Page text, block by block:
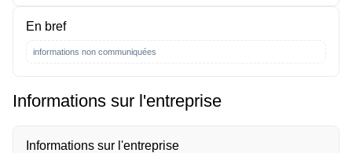
En bref
informations non communiquées
Informations sur l'entreprise
Informations sur l'entreprise